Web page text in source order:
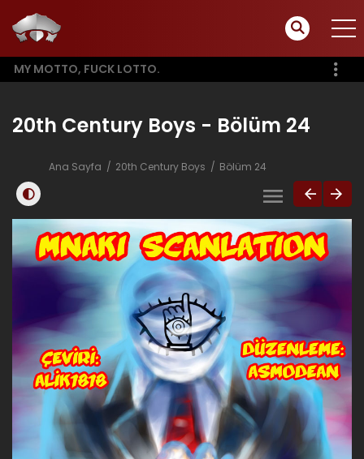
MY MOTTO, FUCK LOTTO.
20th Century Boys - Bölüm 24
Ana Sayfa 20th Century Boys Bölüm 24